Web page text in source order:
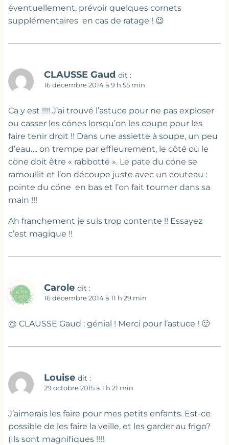
éventuellement, prévoir quelques cornets
supplémentaires en cas de ratage ! 😉
CLAUSSE Gaud dit :
16 décembre 2014 à 9 h 55 min
Ca y est !!!! J’ai trouvé l’astuce pour ne pas exploser
ou casser les cönes lorsqu’on les coupe pour les
faire tenir droit !! Dans une assiette à soupe, un peu
d’eau…. on trempe par effleurement, le côté où le
cöne doit être « rabbotté ». Le pate du cöne se
ramoullit et l’on découpe juste avec un couteau :
pointe du cöne en bas et l’on fait tourner dans sa
main !!!
Ah franchement je suis trop contente !! Essayez
c’est magique !!
Carole dit :
16 décembre 2014 à 11 h 29 min
@ CLAUSSE Gaud : génial ! Merci pour l’astuce ! 🙂
Louise dit :
29 octobre 2015 à 1 h 21 min
J’aimerais les faire pour mes petits enfants. Est-ce
possible de les faire la veille, et les garder au frigo?
(Ils sont magnifiques !!!!